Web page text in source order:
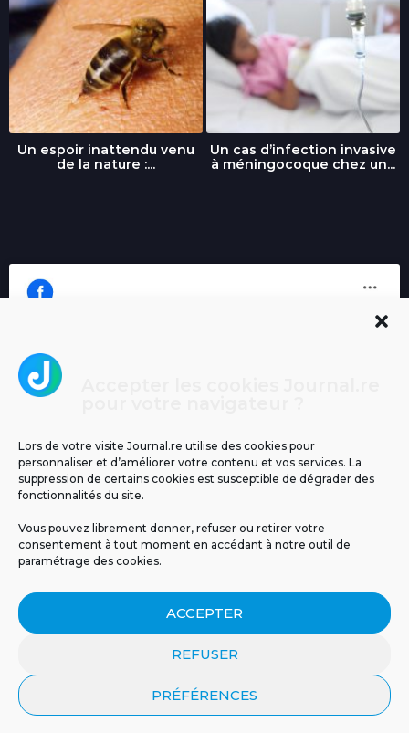
Lors de votre visite Journal.re utilise des cookies pour
personnaliser et d’améliorer votre contenu et vos services. La
suppression de certains cookies est susceptible de dégrader des
fonctionnalités du site.
Vous pouvez librement donner, refuser ou retirer votre
consentement à tout moment en accédant à notre outil de
paramétrage des cookies.
ACCEPTER
REFUSER
PRÉFÉRENCES
Un espoir inattendu venu
de la nature :...
Un cas d’infection invasive
à méningocoque chez un...
MENTIONS LÉGALES PUBLICITÉ
BLOG
NOS ÉMISSIONS
POLITIQUE DE CONFIDENTIALITÉ
CONTACT
© 2026 Tous droits réservés